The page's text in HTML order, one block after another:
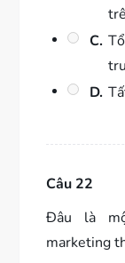
C.
D.
Câu 22
Đâu là
marketing